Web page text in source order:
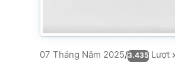
07 Tháng Năm 2025/3.435 Lượt